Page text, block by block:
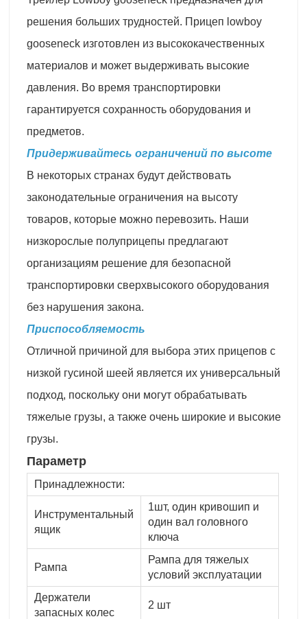
решения больших трудностей. Прицеп lowboy
gooseneck изготовлен из высококачественных
материалов и может выдерживать высокие
давления. Во время транспортировки
гарантируется сохранность оборудования и
предметов.
Придерживайтесь ограничений по высоте
В некоторых странах будут действовать
законодательные ограничения на высоту
товаров, которые можно перевозить. Наши
низкорослые полуприцепы предлагают
организациям решение для безопасной
транспортировки сверхвысокого оборудования
без нарушения закона.
Приспособляемость
Отличной причиной для выбора этих прицепов с
низкой гусиной шеей является их универсальный
подход, поскольку они могут обрабатывать
тяжелые грузы, а также очень широкие и высокие
грузы.
Параметр
Принадлежности:
Инструментальный
ящик
1шт, один кривошип и
один вал головного
ключа
Рампа
Рампа для тяжелых
условий эксплуатации
Держатели
запасных колес
2 шт